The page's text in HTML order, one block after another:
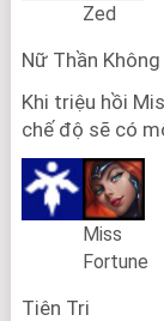
Zed
Nữ Thần Không
Khi triệu hồi
chế độ sẽ có
Miss
Fortune
Tiên Tri